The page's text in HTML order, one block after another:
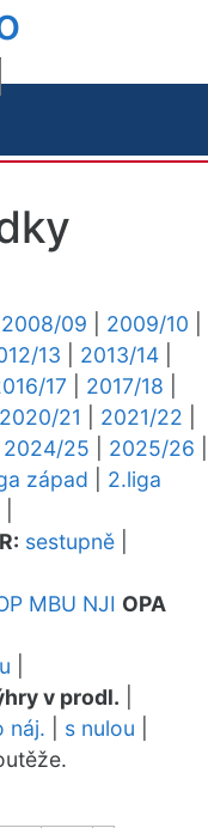
2008/09 2009/10
13 2013/14
17 2017/18
2020/21 2021/22
2024/25 2025/26
západ
2.liga
sestupně
MBU NJI OPA
v prodl.
náj. s nulou